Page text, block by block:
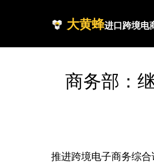
大黄蜂进口跨境电
商务部：
推进跨境电子商务综